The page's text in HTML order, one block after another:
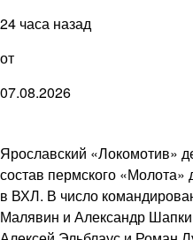
24 часа назад
от
07.08.2026
Ярославский «Локомотив»
состав пермского
в ВХЛ. В число
Малявин и Александр